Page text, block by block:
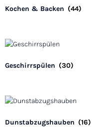
Kochen & Backen (44)
Geschirrspülen (30)
Dunstabzugshauben (16)